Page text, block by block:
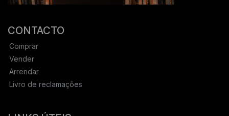
CONTACTO
Comprar
Vender
Arrendar
Livro de reclamações